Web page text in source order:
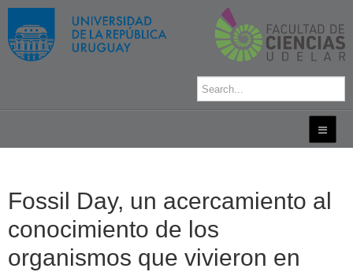
Fossil Day, un acercamiento al
conocimiento de los
organismos que vivieron en